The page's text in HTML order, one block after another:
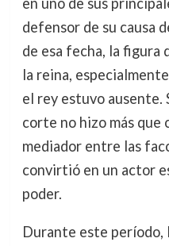
defensor de su causa
de esa fecha, la figura
la reina,
el rey estuvo
corte no hizo más que
mediador entre las
convirtió en un actor
poder.
Durante este período,